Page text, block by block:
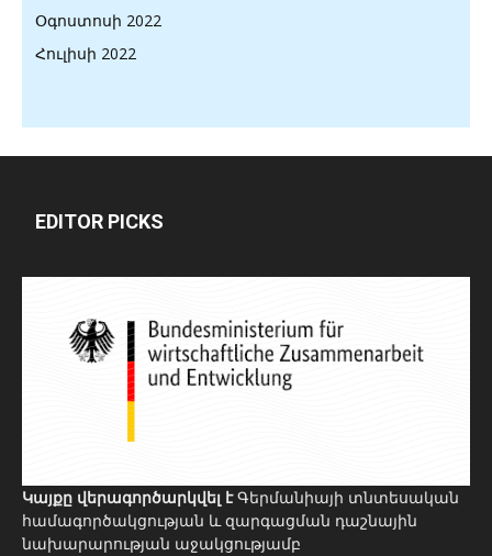
Օգոստոսի 2022
Հուլիսի 2022
EDITOR PICKS
Կայքը վերագործարկվել էԳերմանիայի տնտեսական
համագործակցության և զարգացման դաշնային
նախարարության աջակցությամբ